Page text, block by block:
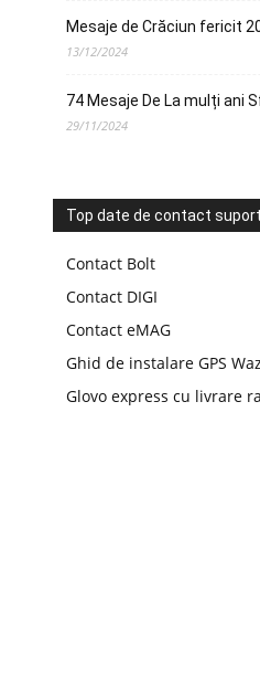
Mesaje de Crăciun fericit
13/12/2024
74 Mesaje De La mulți ani
29/11/2024
Top date de contact suport
Contact Bolt
Contact DIGI
Contact eMAG
Ghid de instalare GPS
Glovo express cu livrare